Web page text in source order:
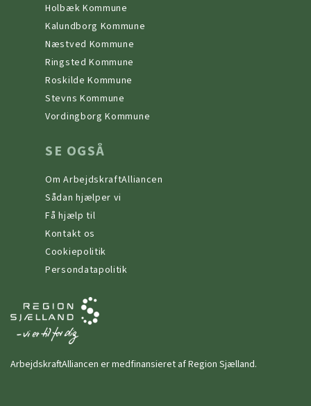
Holbæk Kommune
Kalundborg Kommune
Næstved Kommune
Ringsted Kommune
Roskilde Kommune
Stevns Kommune
Vordingborg Kommune
SE OGSÅ
Om ArbejdskraftAlliancen
Sådan hjælper vi
Få hjælp til
Kontakt os
Cookiepolitik
Persondatapolitik
ArbejdskraftAlliancen er medfinansieret af Region Sjælland.